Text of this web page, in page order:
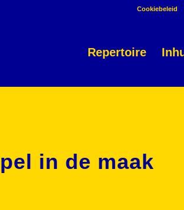
Cookiebeleid
Repertoire
in de maak